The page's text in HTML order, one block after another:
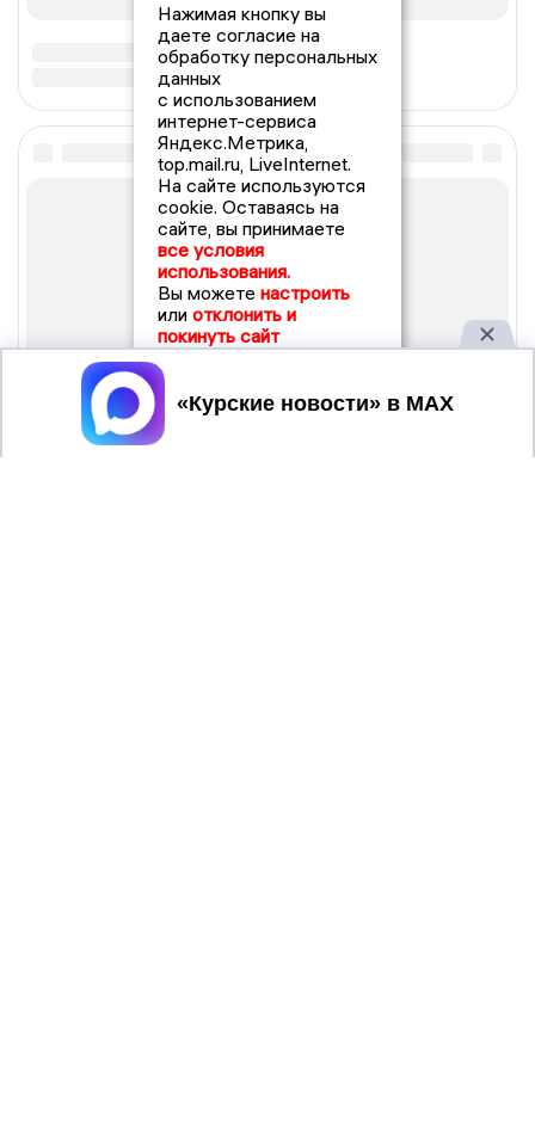
Нажимая кнопку вы
даете согласие на
обработку персональных
данных
с использованием
интернет-сервиса
Яндекс.Метрика,
top.mail.ru, LiveInternet.
На сайте используются
cookie. Оставаясь на
сайте, вы принимаете
все условия
использования.
Вы можете настроить
или отклонить и
покинуть сайт
Принять